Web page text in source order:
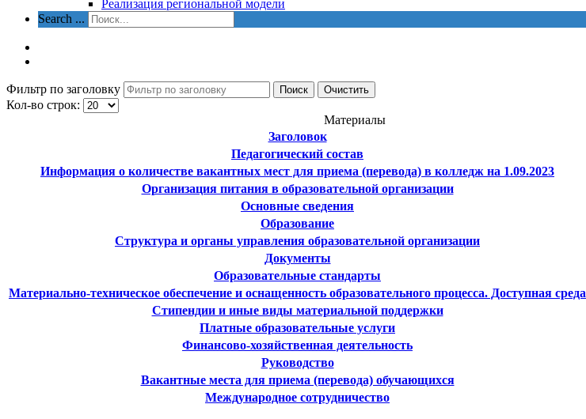
Реализация региональной модели
Search ...
Фильтр по заголовку Поиск Очистить
Кол-во строк:
Материалы
Заголовок
Педагогический состав
Информация о количестве вакантных мест для приема (перевода) в колледж на 1.09.2023
Организация питания в образовательной организации
Основные сведения
Образование
Структура и органы управления образовательной организации
Документы
Образовательные стандарты
Материально-техническое обеспечение и оснащенность образовательного процесса. Доступная среда
Стипендии и иные виды материальной поддержки
Платные образовательные услуги
Финансово-хозяйственная деятельность
Руководство
Вакантные места для приема (перевода) обучающихся
Международное сотрудничество